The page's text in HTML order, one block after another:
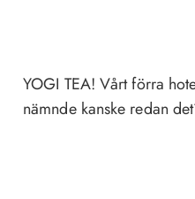
YOGI TEA! Vårt förra
nämnde kanske redan